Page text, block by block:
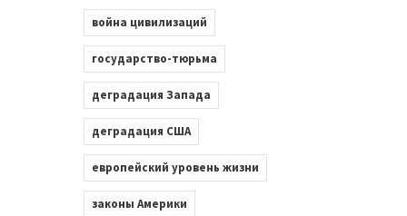
война цивилизаций
государство-тюрьма
деградация Запада
деградация США
европейский уровень жизни
законы Америки